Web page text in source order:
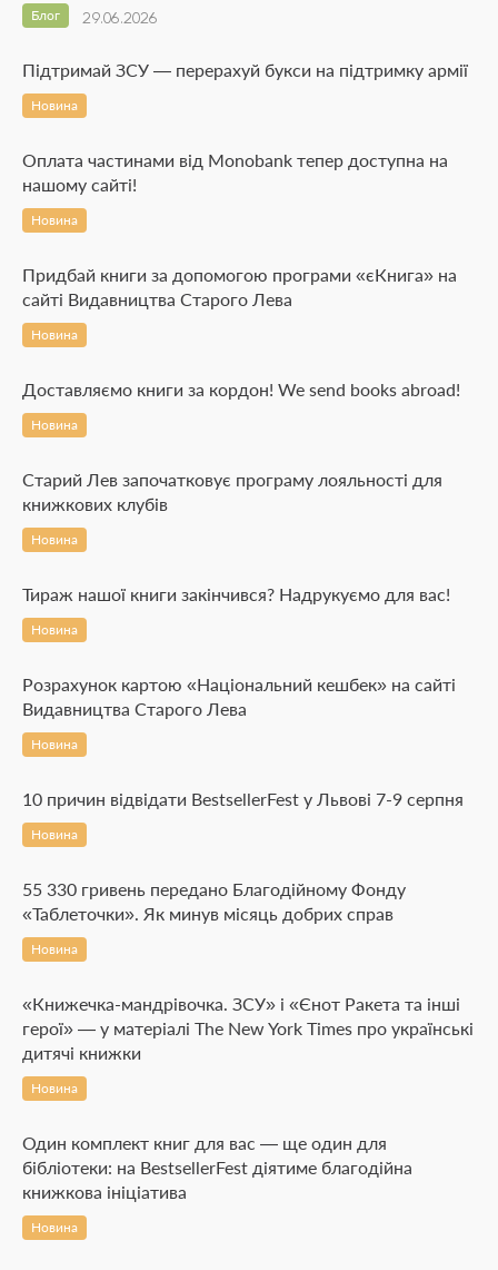
29.06.2026
Блог
Підтримай ЗСУ — перерахуй букси на підтримку армії
Новина
Оплата частинами від Monobank тепер доступна на
нашому сайті!
Новина
Придбай книги за допомогою програми «єКнига» на
сайті Видавництва Старого Лева
Новина
Доставляємо книги за кордон! We send books abroad!
Новина
Старий Лев започатковує програму лояльності для
книжкових клубів
Новина
Тираж нашої книги закінчився? Надрукуємо для вас!
Новина
Розрахунок картою «Національний кешбек» на сайті
Видавництва Старого Лева
Новина
10 причин відвідати BestsellerFest у Львові 7-9 серпня
Новина
55 330 гривень передано Благодійному Фонду
«Таблеточки». Як минув місяць добрих справ
Новина
«Книжечка-мандрівочка. ЗСУ» і «Єнот Ракета та інші
герої» — у матеріалі The New York Times про українські
дитячі книжки
Новина
Один комплект книг для вас — ще один для
бібліотеки: на BestsellerFest діятиме благодійна
книжкова ініціатива
Новина